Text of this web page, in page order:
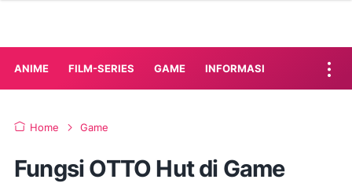
ANIME FILM-SERIES GAME INFORMASI
Home Game
Fungsi OTTO Hut di Game